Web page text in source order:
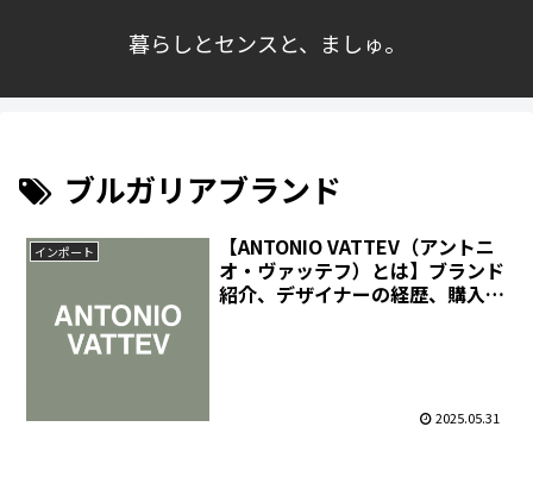
暮らしとセンスと、ましゅ。
ブルガリアブランド
インポート
【ANTONIO VATTEV（アントニ
オ・ヴァッテフ）とは】ブランド
紹介、デザイナーの経歴、購入先
2025.05.31